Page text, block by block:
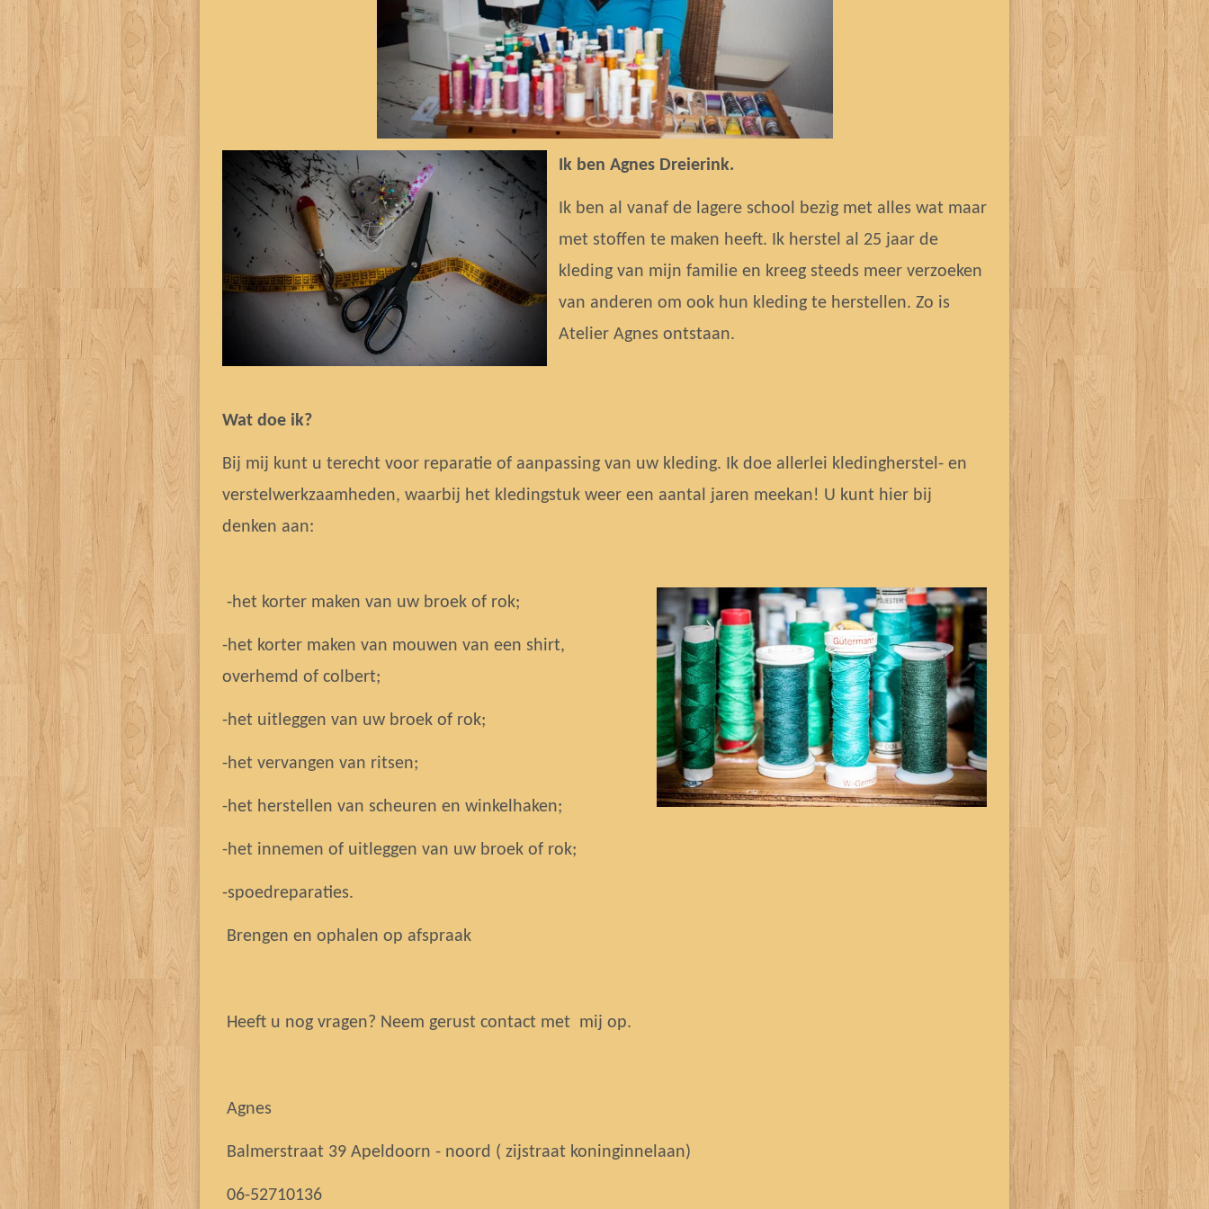
Ik ben Agnes Dreierink.
Ik ben al vanaf de lagere school bezig met alles wat maar
met stoffen te maken heeft. Ik herstel al 25 jaar de
kleding van mijn familie en kreeg steeds meer verzoeken
van anderen om ook hun kleding te herstellen. Zo is
Atelier Agnes ontstaan.
Wat doe ik?
Bij mij kunt u terecht voor reparatie of aanpassing van uw kleding. Ik doe allerlei kledingherstel- en
verstelwerkzaamheden, waarbij het kledingstuk weer een aantal jaren meekan! U kunt hier bij
denken aan:
-het korter maken van uw broek of rok;
-het korter maken van mouwen van een shirt,
overhemd of colbert;
-het uitleggen van uw broek of rok;
-het vervangen van ritsen;
-het herstellen van scheuren en winkelhaken;
-het innemen of uitleggen van uw broek of rok;
-spoedreparaties.
Brengen en ophalen op afspraak
Heeft u nog vragen? Neem gerust contact met mij op.
Agnes
Balmerstraat 39 Apeldoorn - noord ( zijstraat koninginnelaan)
06-52710136